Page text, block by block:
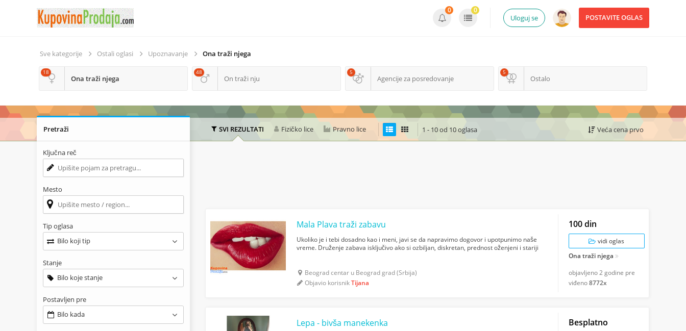
POSTAVITE OGLAS
Uloguj se
0 0
Sve kategorije Ostali oglasi Upoznavanje Ona traži njega
Ona traži njega
18
On traži nju
48
Agencije za posredovanje
5
Ostalo
5
SVI REZULTATI Fizičko lice Pravno lice 1 - 10 od 10 oglasa Veća cena prvo
Mala Plava traži zabavu
Ukoliko je i tebi dosadno kao i meni, javi se da napravimo dogovor i upotpunimo naše
vreme. Druženje zabava isključivo ako si ozbiljan, diskretan, prednost oženjeni i stariji
Beograd centar u Beograd grad (Srbija)
Objavio korisnikTijana
100 din
vidi oglas
Ona traži njega
objavljeno2 godine pre
viđeno8772x
Lepa - bivša manekenka Besplatno
Pretraži
Ključna reč
Mesto
Tip oglasa
Bilo koji tip
Stanje
Bilo koje stanje
Postavljen pre
Bilo kada